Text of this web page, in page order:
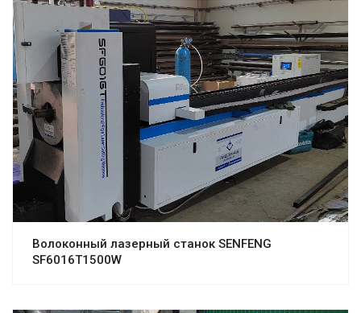
Волоконный лазерный станок SENFENG
SF6016T1500W